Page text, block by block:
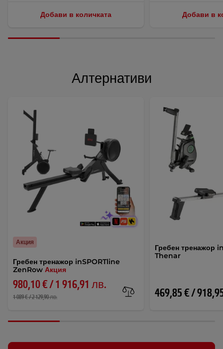
Добави в количката Добави в
Алтернативи
Гребен тренажор inSPORTline
ZenRow Акция
980,10 € / 1 916,91 лв.
1 089 € / 2 129,90 лв.
Акция
Гребен тренажор
Thenar
469,85 € /